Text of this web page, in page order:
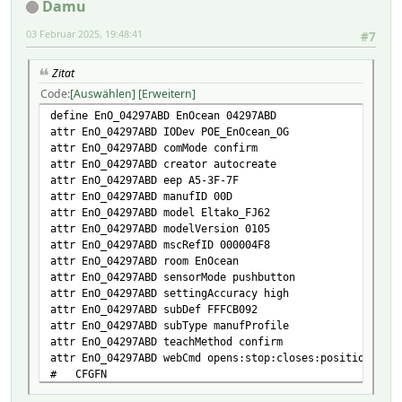
Damu
#7
03 Februar 2025, 19:48:41
Zitat
Code Auswählen Erweitern
define EnO_04297ABD EnOcean 04297ABD
attr EnO_04297ABD IODev POE_EnOcean_OG
attr EnO_04297ABD comMode confirm
attr EnO_04297ABD creator autocreate
attr EnO_04297ABD eep A5-3F-7F
attr EnO_04297ABD manufID 00D
attr EnO_04297ABD model Eltako_FJ62
attr EnO_04297ABD modelVersion 0105
attr EnO_04297ABD mscRefID 000004F8
attr EnO_04297ABD room EnOcean
attr EnO_04297ABD sensorMode pushbutton
attr EnO_04297ABD settingAccuracy high
attr EnO_04297ABD subDef FFFCB092
attr EnO_04297ABD subType manufProfile
attr EnO_04297ABD teachMethod confirm
attr EnO_04297ABD webCmd opens:stop:closes:position
# CFGFN